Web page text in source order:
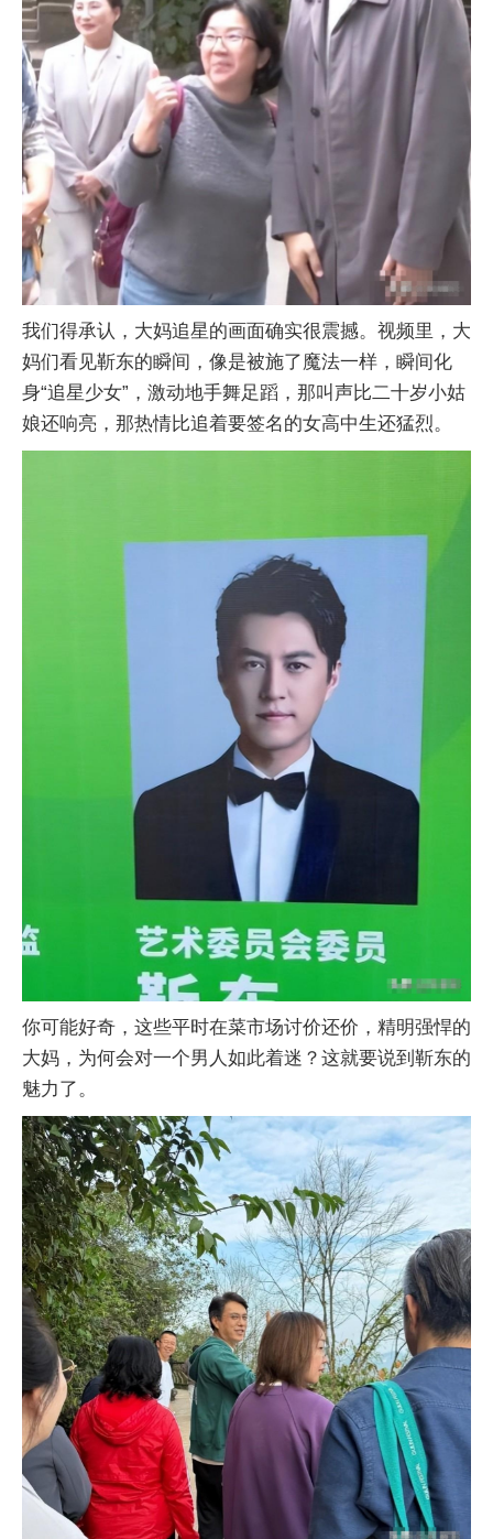
我们得承认，大妈追星的画面确实很震撼。视频里，大
妈们看见靳东的瞬间，像是被施了魔法一样，瞬间化
身“追星少女”，激动地手舞足蹈，那叫声比二十岁小姑
娘还响亮，那热情比追着要签名的女高中生还猛烈。
你可能好奇，这些平时在菜市场讨价还价，精明强悍的
大妈，为何会对一个男人如此着迷？这就要说到靳东的
魅力了。